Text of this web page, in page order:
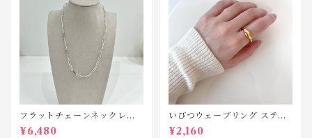
フラットチェーンネックレス
シルバー925 N042
¥6,480
いびつウェーブリング ステン
レス SR010
¥2,160